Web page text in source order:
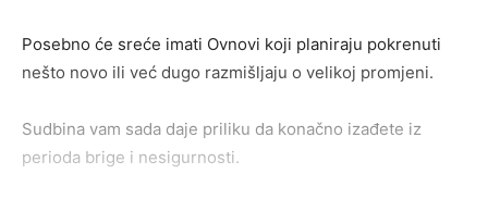
Posebno će sreće imati Ovnovi koji planiraju pokrenuti
nešto novo ili već dugo razmišljaju o velikoj promjeni.
Sudbina vam sada daje priliku da konačno izađete iz
perioda brige i nesigurnosti.